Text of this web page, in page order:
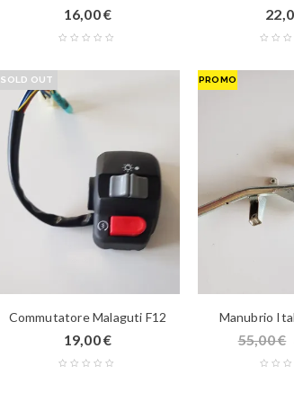
16,00€
SOLD OUT
Commutatore Malaguti F12
19,00€
PROMO
Manubrio
55,00€